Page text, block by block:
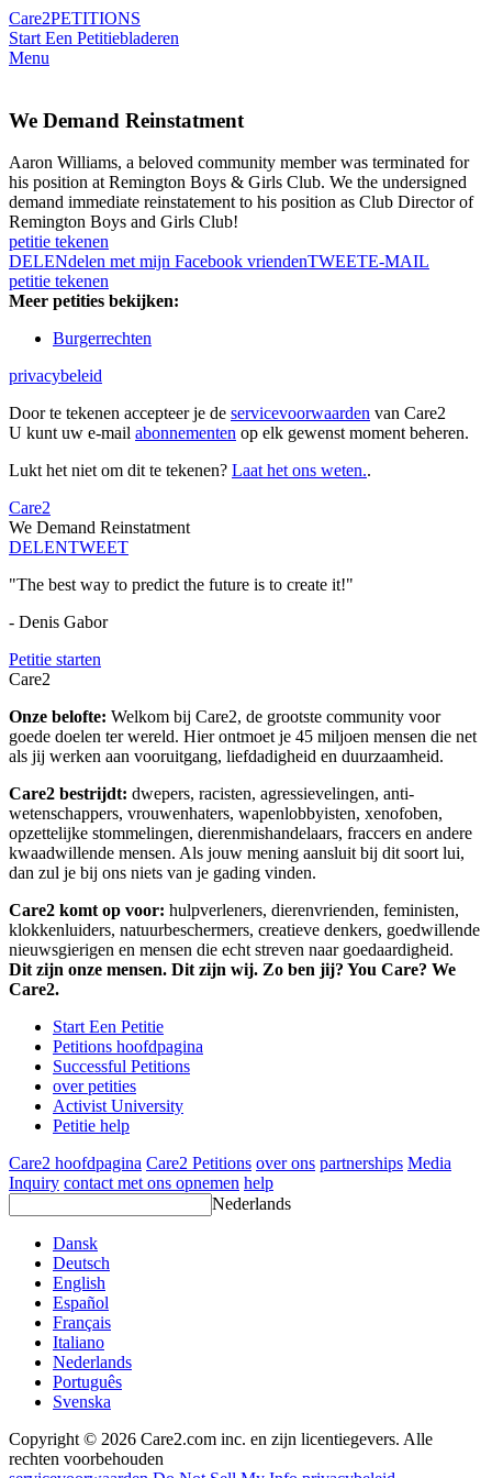
Care2PETITIONS
Start Een Petitiebladeren
Menu
We Demand Reinstatment
Aaron Williams, a beloved community member was terminated for
his position at Remington Boys & Girls Club. We the undersigned
demand immediate reinstatement to his position as Club Director of
Remington Boys and Girls Club!
petitie tekenen
DELENdelen met mijn Facebook vriendenTWEETE-MAIL
petitie tekenen
Meer petities bekijken:
Burgerrechten
privacybeleid
Door te tekenen accepteer je de servicevoorwaarden van Care2
U kunt uw e-mail abonnementen op elk gewenst moment beheren.
Lukt het niet om dit te tekenen? Laat het ons weten..
Care2
We Demand Reinstatment
DELENTWEET
"The best way to predict the future is to create it!"
- Denis Gabor
Petitie starten
Care2
Onze belofte: Welkom bij Care2, de grootste community voor
goede doelen ter wereld. Hier ontmoet je 45 miljoen mensen die net
als jij werken aan vooruitgang, liefdadigheid en duurzaamheid.
Care2 bestrijdt: dwepers, racisten, agressievelingen, anti-
wetenschappers, vrouwenhaters, wapenlobbyisten, xenofoben,
opzettelijke stommelingen, dierenmishandelaars, fraccers en andere
kwaadwillende mensen. Als jouw mening aansluit bij dit soort lui,
dan zul je bij ons niets van je gading vinden.
Care2 komt op voor: hulpverleners, dierenvrienden, feministen,
klokkenluiders, natuurbeschermers, creatieve denkers, goedwillende
nieuwsgierigen en mensen die echt streven naar goedaardigheid.
Dit zijn onze mensen. Dit zijn wij. Zo ben jij? You Care? We
Care2.
Start Een Petitie
Petitions hoofdpagina
Successful Petitions
over petities
Activist University
Petitie help
Care2 hoofdpagina Care2 Petitions over ons partnerships Media
Inquiry contact met ons opnemen help
Nederlands
Dansk
Deutsch
English
Español
Français
Italiano
Nederlands
Português
Svenska
Copyright © 2026 Care2.com inc. en zijn licentiegevers. Alle
rechten voorbehouden